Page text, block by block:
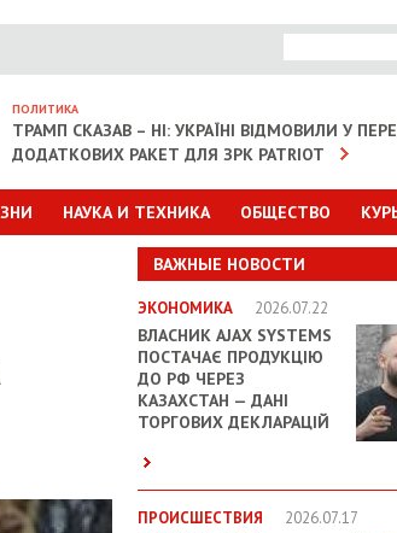
ПОЛИТИКА
ТРАМП СКАЗАВ – НІ: УКРАЇНІ ВІДМОВИЛИ У
ДОДАТКОВИХ РАКЕТ ДЛЯ ЗРК PATRIOT
НАУКА И ТЕХНИКА ОБЩЕСТВО
ВАЖНЫЕ НОВОСТИ
ЭКОНОМИКА 2026.07.22
ВЛАСНИК AJAX SYSTEMS
ПОСТАЧАЄ ПРОДУКЦІЮ
ДО РФ ЧЕРЕЗ
КАЗАХСТАН — ДАНІ
ТОРГОВИХ ДЕКЛАРАЦІЙ
ПРОИСШЕСТВИЯ 2026.07.17